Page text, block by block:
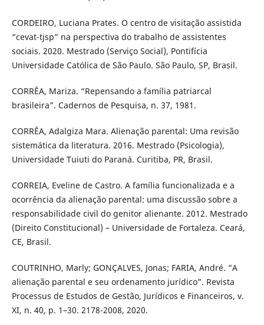
CORDEIRO, Luciana Prates. O centro de visitação assistida
“cevat-tjsp” na perspectiva do trabalho de assistentes
sociais. 2020. Mestrado (Serviço Social), Pontifícia
Universidade Católica de São Paulo. São Paulo, SP, Brasil.
CORRÊA, Mariza. “Repensando a família patriarcal
brasileira”. Cadernos de Pesquisa, n. 37, 1981.
CORRÊA, Adalgiza Mara. Alienação parental: Uma revisão
sistemática da literatura. 2016. Mestrado (Psicologia),
Universidade Tuiuti do Paraná. Curitiba, PR, Brasil.
CORREIA, Eveline de Castro. A família funcionalizada e a
ocorrência da alienação parental: uma discussão sobre a
responsabilidade civil do genitor alienante. 2012. Mestrado
(Direito Constitucional) – Universidade de Fortaleza. Ceará,
CE, Brasil.
COUTRINHO, Marly; GONÇALVES, Jonas; FARIA, André. “A
alienação parental e seu ordenamento jurídico”. Revista
Processus de Estudos de Gestão, Jurídicos e Financeiros, v.
XI, n. 40, p. 1–30. 2178-2008, 2020.